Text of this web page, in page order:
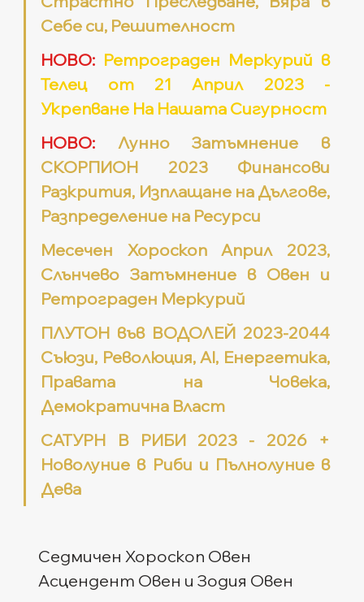
Себе си, Решителност
НОВО: Ретрограден Меркурий в
Телец от 21 Април 2023 -
Укрепване На Нашата Сигурност
НОВО: Лунно Затъмнение в
СКОРПИОН 2023 Финансови
Разкрития, Изплащане на Дългове,
Разпределение на Ресурси
Месечен Хороскоп Април 2023,
Слънчево Затъмнение в Овен и
Ретрограден Меркурий
ПЛУТОН във ВОДОЛЕЙ 2023-2044
Съюзи, Революция, AI, Енергетика,
Правата на Човека,
Демократична Власт
САТУРН В РИБИ 2023 - 2026 +
Новолуние в Риби и Пълнолуние в
Дева
Седмичен Хороскоп Овен
Асцендент Овен и Зодия Овен